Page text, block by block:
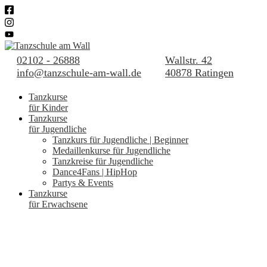
02102 - 26888
info@tanzschule-am-wall.de
Wallstr. 42
40878 Ratingen
Tanzkurse
für Kinder
Tanzkurse
für Jugendliche
Tanzkurs für Jugendliche | Beginner
Medaillenkurse für Jugendliche
Tanzkreise für Jugendliche
Dance4Fans | HipHop
Partys & Events
Tanzkurse
für Erwachsene